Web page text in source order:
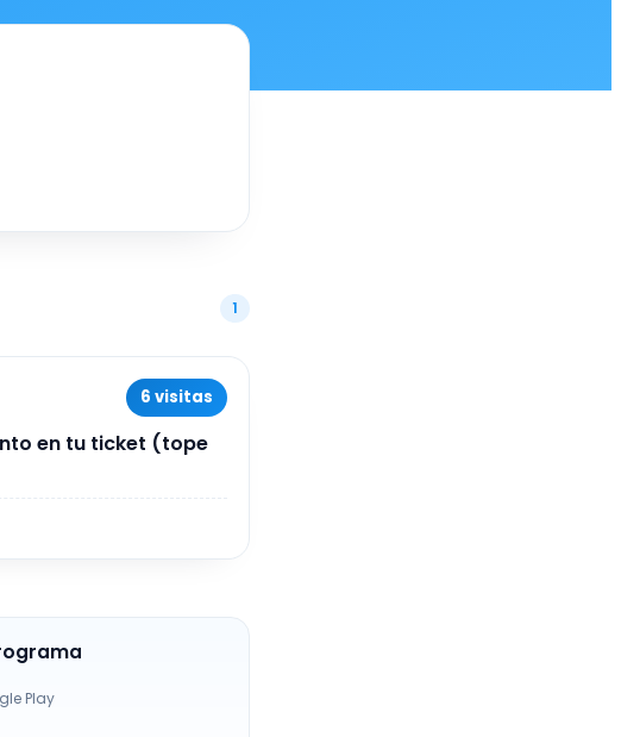
1
6 visitas
en tu ticket (tope
Play